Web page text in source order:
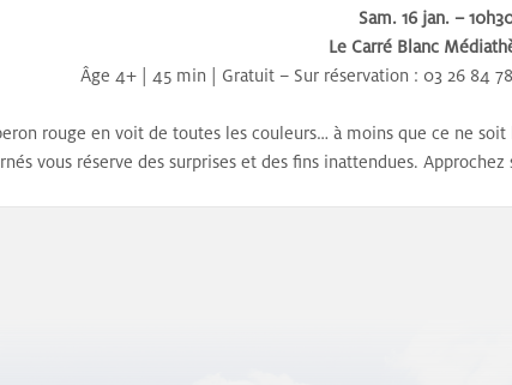
Sam. 16 jan. –
Le Carré Blanc
Âge 4+ | 45 min | Gratuit – Sur réservation : 03 26 84
rouge en voit de toutes les couleurs… à moins que ce ne
vous réserve des surprises et des fins inattendues.